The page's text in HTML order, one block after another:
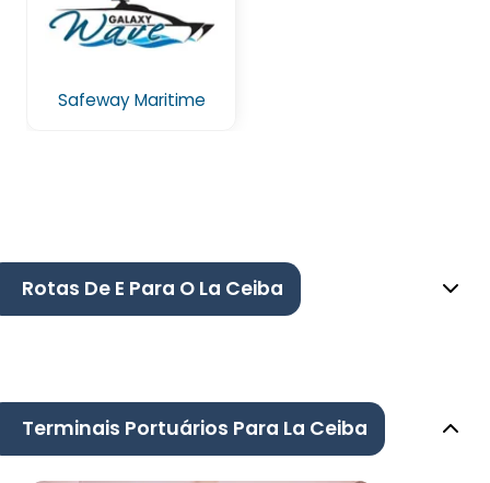
Safeway Maritime
Rotas De E Para O La Ceiba
Terminais Portuários Para La Ceiba